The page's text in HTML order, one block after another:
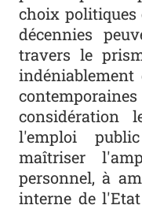
choix politiques
décennies
travers le
considération
l'emploi
maîtriser
personnel, à
interne de